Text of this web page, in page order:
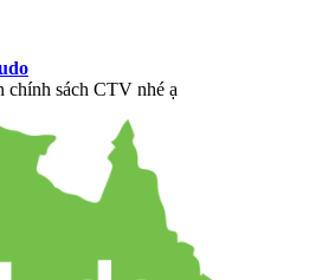
chính sách CTV nhé ạ